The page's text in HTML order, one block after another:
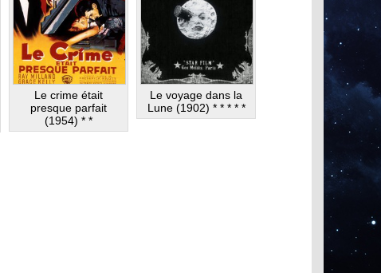
Le crime était
presque parfait
(1954) * *
Le voyage dans la
Lune (1902) * * * * *